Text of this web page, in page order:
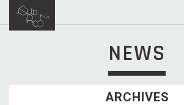
NEWS
ARCHIVES